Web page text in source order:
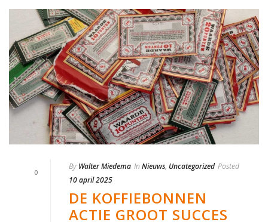
0
By Walter Miedema In Nieuws, Uncategorized Posted
10 april 2025
DE KOFFIEBONNEN
ACTIE GROOT SUCCES